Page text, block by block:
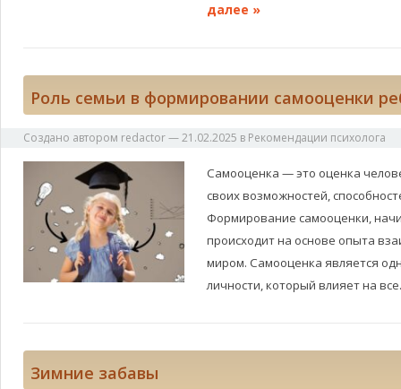
далее »
Роль семьи в формировании самооценки
Создано автором redactor—21.02.2025 в Рекомендации психолога
Самооценка — это оценка
своих возможностей,
Формирование самооценки,
происходит на основе опыта
миром. Самооценка является
личности, который влияет на
Зимние забавы